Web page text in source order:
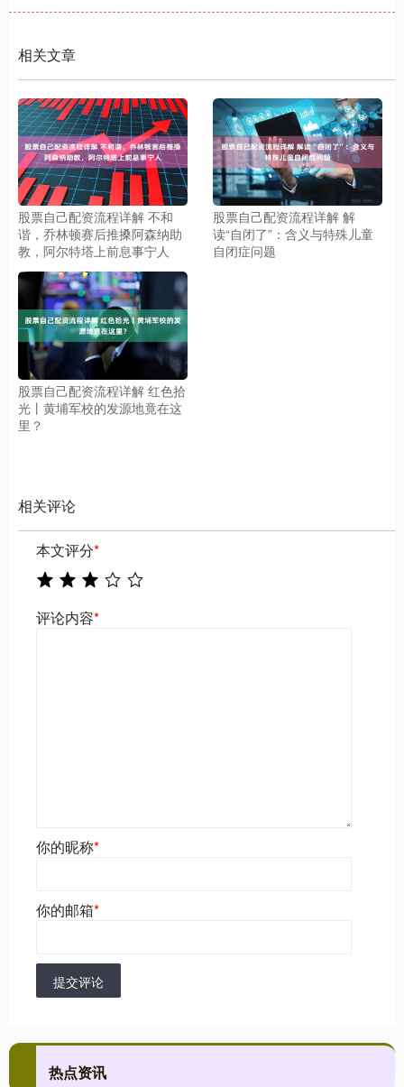
相关文章
股票自己配资流程详解 不和
谐，乔林顿赛后推搡阿森纳助
教，阿尔特塔上前息事宁人
股票自己配资流程详解 解
读“自闭了”：含义与特殊儿童
自闭症问题
股票自己配资流程详解 红色拾
光丨黄埔军校的发源地竟在这
里？
相关评论
本文评分*
评论内容*
你的昵称*
你的邮箱*
提交评论
热点资讯